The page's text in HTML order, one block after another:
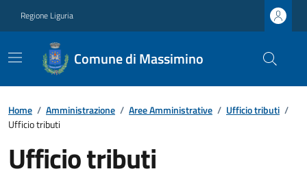
Regione Liguria
Comune di Massimino
Home / Amministrazione / Aree Amministrative / Ufficio tributi /
Ufficio tributi
Ufficio tributi